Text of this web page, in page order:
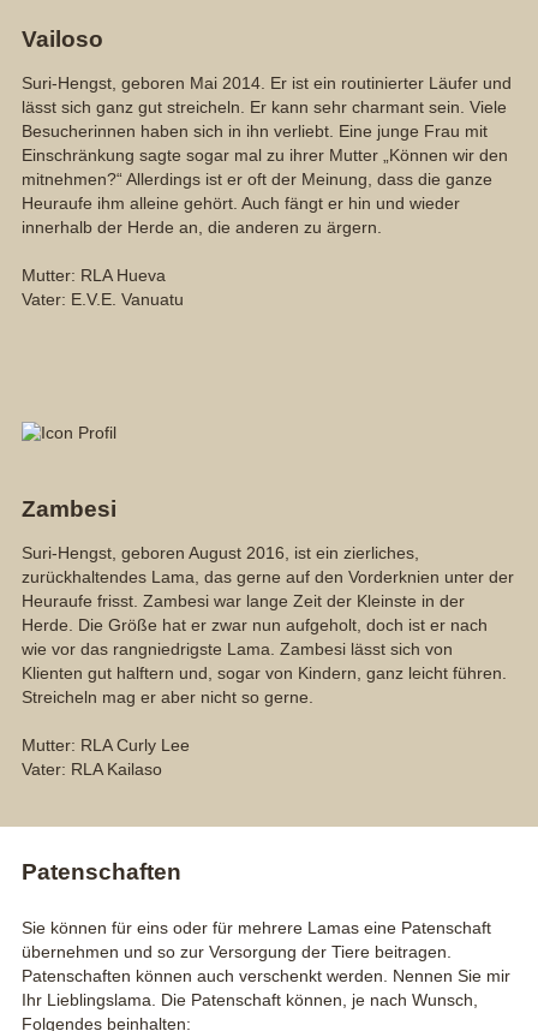
Vailoso
Suri-Hengst, geboren Mai 2014. Er ist ein routinierter Läufer und
lässt sich ganz gut streicheln. Er kann sehr charmant sein. Viele
Besucherinnen haben sich in ihn verliebt. Eine junge Frau mit
Einschränkung sagte sogar mal zu ihrer Mutter „Können wir den
mitnehmen?“ Allerdings ist er oft der Meinung, dass die ganze
Heuraufe ihm alleine gehört. Auch fängt er hin und wieder
innerhalb der Herde an, die anderen zu ärgern.
Mutter: RLA Hueva
Vater: E.V.E. Vanuatu
Zambesi
Suri-Hengst, geboren August 2016, ist ein zierliches,
zurückhaltendes Lama, das gerne auf den Vorderknien unter der
Heuraufe frisst. Zambesi war lange Zeit der Kleinste in der
Herde. Die Größe hat er zwar nun aufgeholt, doch ist er nach
wie vor das rangniedrigste Lama. Zambesi lässt sich von
Klienten gut halftern und, sogar von Kindern, ganz leicht führen.
Streicheln mag er aber nicht so gerne.
Mutter: RLA Curly Lee
Vater: RLA Kailaso
Patenschaften
Sie können für eins oder für mehrere Lamas eine Patenschaft
übernehmen und so zur Versorgung der Tiere beitragen.
Patenschaften können auch verschenkt werden. Nennen Sie mir
Ihr Lieblingslama. Die Patenschaft können, je nach Wunsch,
Folgendes beinhalten: